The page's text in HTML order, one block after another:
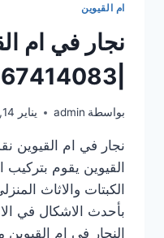
ام القيوين
نجار في ام
بواسطة admin يناير 14, 2025
نجار في ام القيوين
القيوين يقوم
الكبتات والاثاث
بأحدث الاشكال في
النجار في ام